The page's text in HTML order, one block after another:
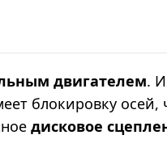
двигателем.
блокировку осей,
дисковое